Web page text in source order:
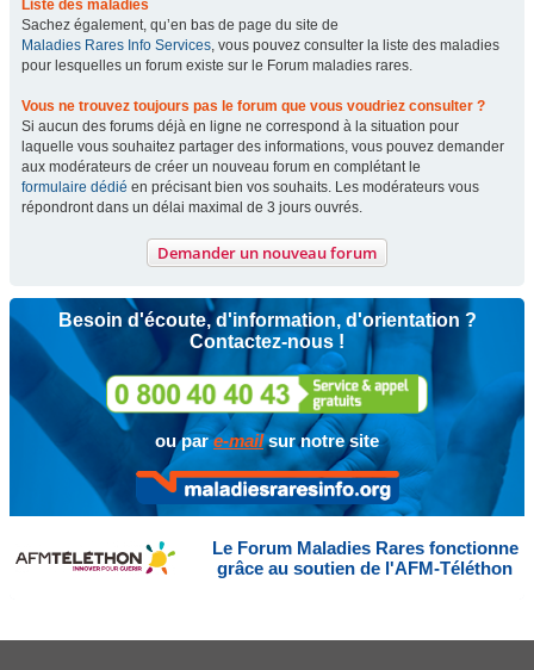
Liste des maladies
Sachez également, qu’en bas de page du site de
Maladies Rares Info Services, vous pouvez consulter la liste des maladies
pour lesquelles un forum existe sur le Forum maladies rares.
Vous ne trouvez toujours pas le forum que vous voudriez consulter ?
Si aucun des forums déjà en ligne ne correspond à la situation pour
laquelle vous souhaitez partager des informations, vous pouvez demander
aux modérateurs de créer un nouveau forum en complétant le
formulaire dédié en précisant bien vos souhaits. Les modérateurs vous
répondront dans un délai maximal de 3 jours ouvrés.
Demander un nouveau forum
Besoin d'écoute, d'information, d'orientation ?
Contactez-nous !
ou pare-mailsur notre site
Le Forum Maladies Rares fonctionne
grâce au soutien de l'AFM-Téléthon